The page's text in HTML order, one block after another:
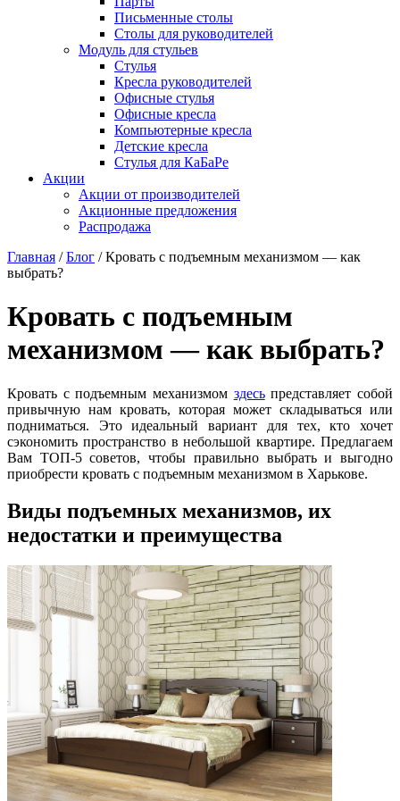
Письменные столы
Столы для руководителей
Модуль для стульев
Стулья
Кресла руководителей
Офисные стулья
Офисные кресла
Компьютерные кресла
Детские кресла
Стулья для КаБаРе
Акции
Акции от производителей
Акционные предложения
Распродажа
Главная /Блог /Кровать с подъемным механизмом — как
выбрать?
Кровать с подъемным
механизмом — как выбрать?
Кровать с подъемным механизмом здесьпредставляет собой
привычную нам кровать, которая может складываться или
подниматься. Это идеальный вариант для тех, кто хочет
сэкономить пространство в небольшой квартире. Предлагаем
Вам ТОП-5 советов, чтобы правильно выбрать и выгодно
приобрести кровать с подъемным механизмом в Харькове.
Виды подъемных механизмов, их
недостатки и преимущества